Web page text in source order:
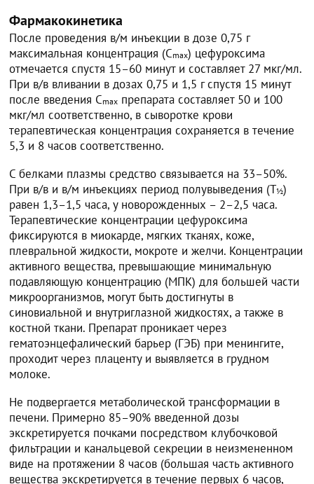
Фармакокинетика
После проведения в/м инъекции в дозе 0,75 г
максимальная концентрация (Cmax) цефуроксима
отмечается спустя 15–60 минут и составляет 27 мкг/мл.
При в/в вливании в дозах 0,75 и 1,5 г спустя 15 минут
после введения Cmax препарата составляет 50 и 100
мкг/мл соответственно, в сыворотке крови
терапевтическая концентрация сохраняется в течение
5,3 и 8 часов соответственно.
С белками плазмы средство связывается на 33–50%.
При в/в и в/м инъекциях период полувыведения (Т½)
равен 1,3–1,5 часа, у новорожденных – 2–2,5 часа.
Терапевтические концентрации цефуроксима
фиксируются в миокарде, мягких тканях, коже,
плевральной жидкости, мокроте и желчи. Концентрации
активного вещества, превышающие минимальную
подавляющую концентрацию (МПК) для большей части
микроорганизмов, могут быть достигнуты в
синовиальной и внутриглазной жидкостях, а также в
костной ткани. Препарат проникает через
гематоэнцефалический барьер (ГЭБ) при менингите,
проходит через плаценту и выявляется в грудном
молоке.
Не подвергается метаболической трансформации в
печени. Примерно 85–90% введенной дозы
экскретируется почками посредством клубочковой
фильтрации и канальцевой секреции в неизмененном
виде на протяжении 8 часов (большая часть активного
вещества экскретируется в течение первых 6 часов,